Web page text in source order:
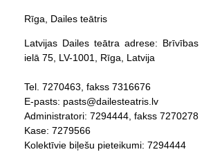
Rīga, Dailes teātris
Latvijas Dailes teātra adrese: Brīvības
ielā 75, LV-1001, Rīga, Latvija
Tel. 7270463, fakss 7316676
E-pasts: pasts@dailesteatris.lv
Administratori: 7294444, fakss 7270278
Kase: 7279566
Kolektīvie biļešu pieteikumi: 7294444